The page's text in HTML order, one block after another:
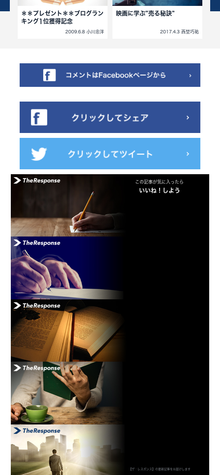
＊＊プレゼント＊＊ブログラン
キング1位獲得記念
2009.6.8 小川忠洋
映画に学ぶ”売る秘訣”
2017.4.3 西埜巧祐
この記事が気に入ったら
いいね！しよう
【ザ・レスポンス】の最新記事をお届けします